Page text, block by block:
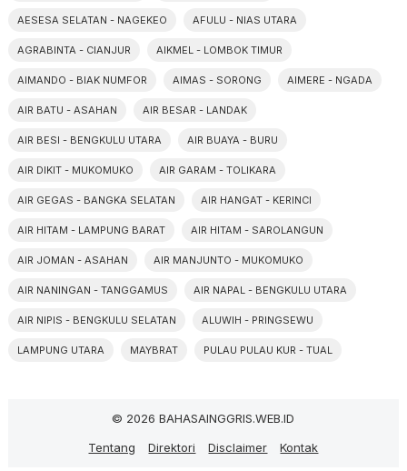
AESESA SELATAN - NAGEKEO AFULU - NIAS UTARA
AGRABINTA - CIANJUR AIKMEL - LOMBOK TIMUR
AIMANDO - BIAK NUMFOR AIMAS - SORONG AIMERE - NGADA
AIR BATU - ASAHAN AIR BESAR - LANDAK
AIR BESI - BENGKULU UTARA AIR BUAYA - BURU
AIR DIKIT - MUKOMUKO AIR GARAM - TOLIKARA
AIR GEGAS - BANGKA SELATAN AIR HANGAT - KERINCI
AIR HITAM - LAMPUNG BARAT AIR HITAM - SAROLANGUN
AIR JOMAN - ASAHAN AIR MANJUNTO - MUKOMUKO
AIR NANINGAN - TANGGAMUS AIR NAPAL - BENGKULU UTARA
AIR NIPIS - BENGKULU SELATAN ALUWIH - PRINGSEWU
LAMPUNG UTARA MAYBRAT PULAU PULAU KUR - TUAL
© 2026 BAHASAINGGRIS.WEB.ID
Tentang
Direktori Disclaimer Kontak